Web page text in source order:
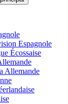
Espagnole
Écossaise
Allemande